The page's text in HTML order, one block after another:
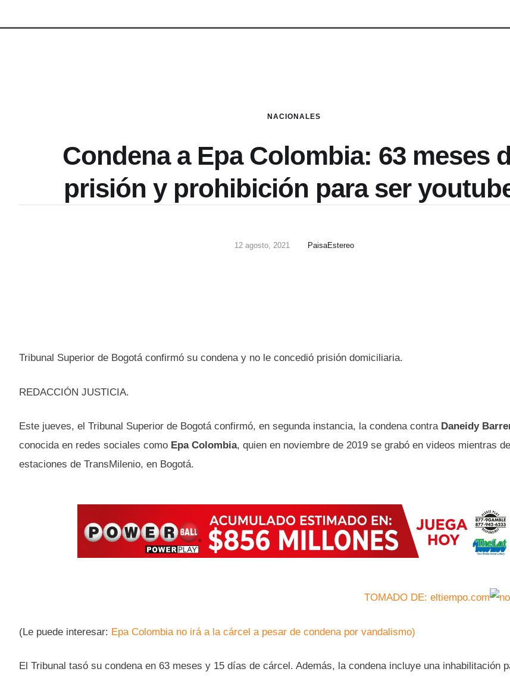
NACIONALES
Condena a Epa Colombia: 63 meses
prisión y prohibición para ser
12 agosto, 2021 PaisaEstereo
Tribunal Superior de Bogotá confirmó su condena y no le concedió prisión domiciliaria.
REDACCIÓN JUSTICIA.
Este jueves, el Tribunal Superior de Bogotá confirmó, en segunda instancia, la condena contra Daneidy
conocida en redes sociales como Epa Colombia, quien en noviembre de 2019 se grabó en videos mientras
estaciones de TransMilenio, en Bogotá.
TOMADO DE: eltiempo.com
(Le puede interesar: Epa Colombia no irá a la cárcel a pesar de condena por vandalismo)
El Tribunal tasó su condena en 63 meses y 15 días de cárcel. Además, la condena incluye una inhabilitación